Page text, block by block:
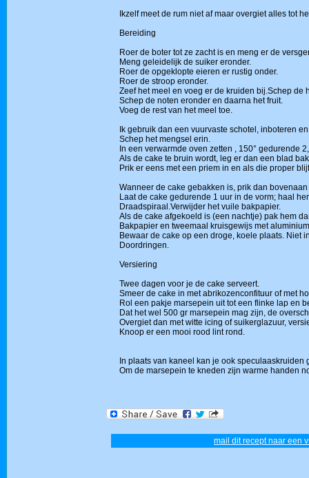
Ikzelf meet de rum niet af maar overgiet alles tot
Bereiding
Roer de boter tot ze zacht is en meng er de
Meng geleidelijk de suiker eronder.
Roer de opgeklopte eieren er rustig onder.
Roer de stroop eronder.
Zeef het meel en voeg er de kruiden bij.Schep de
Schep de noten eronder en daarna het fruit.
Voeg de rest van het meel toe.
Ik gebruik dan een vuurvaste schotel, inboteren
Schep het mengsel erin.
In een verwarmde oven zetten , 150° gedurende
Als de cake te bruin wordt, leg er dan een blad
Prik er eens met een priem in en als die proper
Wanneer de cake gebakken is, prik dan
Laat de cake gedurende 1 uur in de vorm; haal
Draadspiraal.Verwijder het vuile bakpapier.
Als de cake afgekoeld is (een nachtje) pak hem
Bakpapier en tweemaal kruisgewijs met
Bewaar de cake op een droge, koele plaats. Niet
Doordringen.
Versiering
Twee dagen voor je de cake serveert.
Smeer de cake in met abrikozenconfituur of met
Rol een pakje marsepein uit tot een flinke lap en
Dat het wel 500 gr marsepein mag zijn, de
Overgiet dan met witte icing of suikerglazuur,
Knoop er een mooi rood lint rond.
In plaats van kaneel kan je ook speculaaskruiden
Om de marsepein te kneden zijn warme handen
mail dit recept naar een